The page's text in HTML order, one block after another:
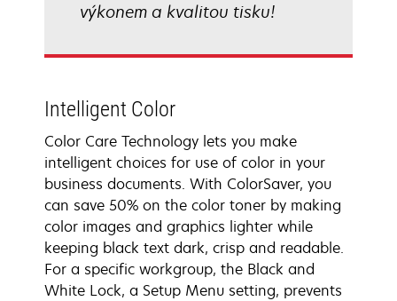
výkonem a kvalitou tisku!
Intelligent Color
Color Care Technology lets you make
intelligent choices for use of color in your
business documents. With ColorSaver, you
can save 50% on the color toner by making
color images and graphics lighter while
keeping black text dark, crisp and readable.
For a specific workgroup, the Black and
White Lock, a Setup Menu setting, prevents